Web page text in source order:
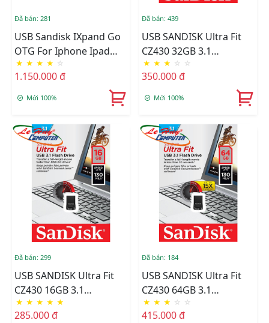
Đã bán: 281
USB Sandisk IXpand Go
OTG For Iphone Ipad
128GB SDIX60N-128G-
GN6NE
★ ★ ★ ★ ☆
1.150.000 đ
Mới 100%
Đã bán: 439
USB SANDISK Ultra Fit
CZ430 32GB 3.1
SDCZ430-032G-G46
★ ★ ★ ☆ ☆
350.000 đ
Mới 100%
Đã bán: 299
USB SANDISK Ultra Fit
CZ430 16GB 3.1
SDCZ430-016G-G46
★ ★ ★ ★ ★
285.000 đ
Đã bán: 184
USB SANDISK Ultra Fit
CZ430 64GB 3.1
SDCZ430-064G-G46
★ ★ ★ ☆ ☆
415.000 đ